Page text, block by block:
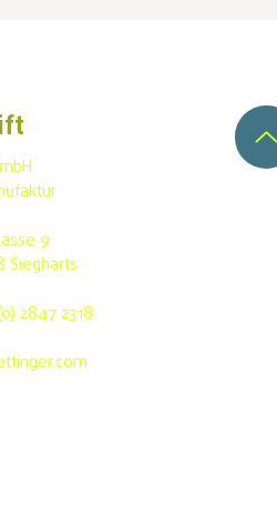
9
Siegharts
2847 2318